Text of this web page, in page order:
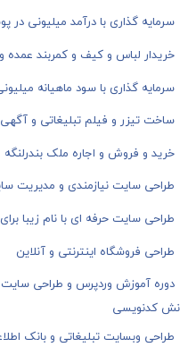
سرمایه گذاری با درآمد میلیونی در
خریدار لباس و کیف و کمربند عمده
سرمایه گذاری با سود ماهیانه
ساخت تیزر و فیلم تبلیغاتی و
خرید و فروش و اجاره ملک بندرلنگه
طراحی سایت نیازمندی و مدیریت
طراحی سایت حرفه ای با نام زیبا
طراحی فروشگاه اینترنتی و آنلاین
دوره آموزش وردپرس و طراحی سایت
کدنویسی
طراحی وبسایت تبلیغاتی و بانک